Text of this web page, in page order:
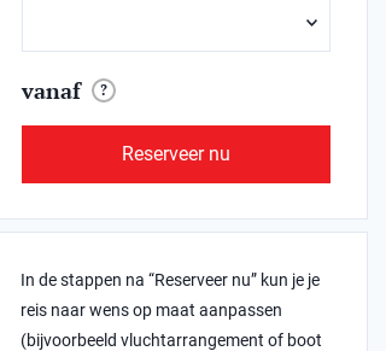
vanaf ?
Reserveer nu
In de stappen na “Reserveer nu” kun je je
reis naar wens op maat aanpassen
(bijvoorbeeld vluchtarrangement of boot